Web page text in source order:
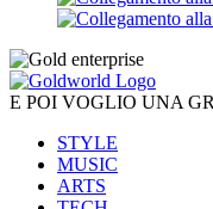
E POI VOGLIO UNA
STYLE
MUSIC
ARTS